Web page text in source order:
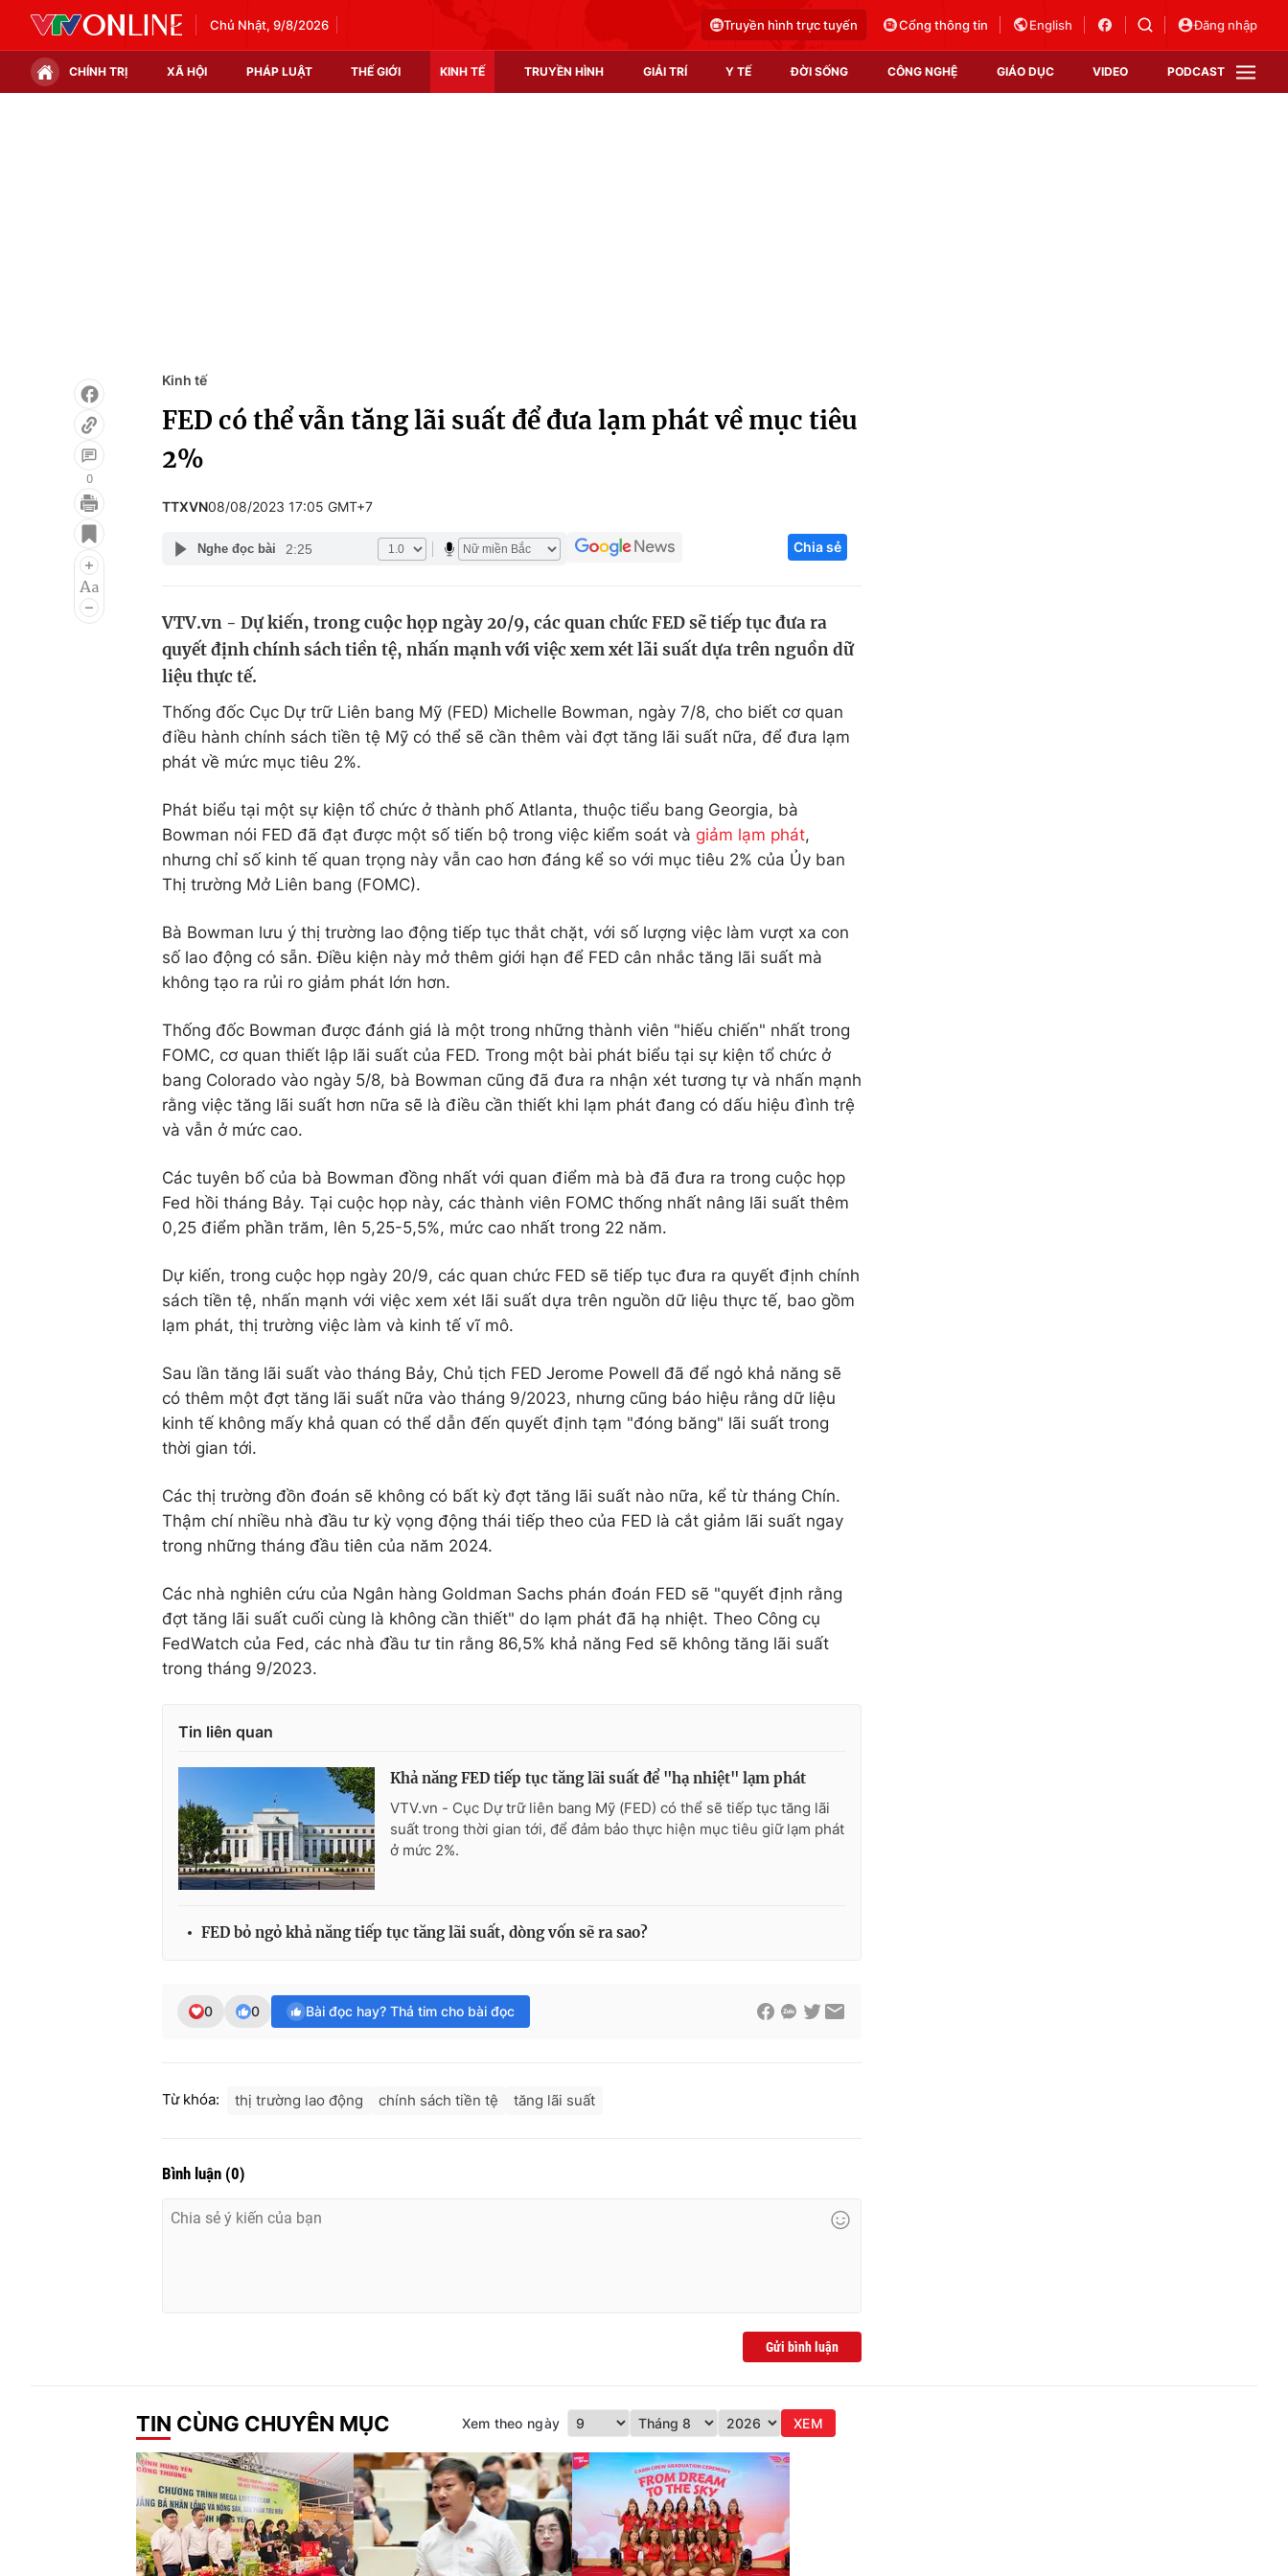
Chủ Nhật, 9/8/2026 Truyền hình trực tuyến Cổng thông tin English Đăng nhập
CHÍNH TRỊ XÃ HỘI PHÁP LUẬT THẾ GIỚI KINH TẾ TRUYỀN HÌNH GIẢI TRÍ Y TẾ ĐỜI SỐNG CÔNG NGHỆ GIÁO DỤC VIDEO PODCAST
Infographic
Điện ảnh
Âm nhạc
Du lịch
Chất lượng cuộc sống
Tuyển sinh
Hitech Công nghệ tương lai
Thị trường
0
Kinh tế
FED có thể vẫn tăng lãi suất để đưa lạm phát về mục tiêu
2%
TTXVN08/08/2023 17:05 GMT+7
Nghe đọc bài 2:25 Chia sẻ
VTV.vn - Dự kiến, trong cuộc họp ngày 20/9, các quan chức FED sẽ tiếp tục đưa ra
quyết định chính sách tiền tệ, nhấn mạnh với việc xem xét lãi suất dựa trên nguồn dữ
liệu thực tế.
Thống đốc Cục Dự trữ Liên bang Mỹ (FED) Michelle Bowman, ngày 7/8, cho biết cơ quan
điều hành chính sách tiền tệ Mỹ có thể sẽ cần thêm vài đợt tăng lãi suất nữa, để đưa lạm
phát về mức mục tiêu 2%.
Phát biểu tại một sự kiện tổ chức ở thành phố Atlanta, thuộc tiểu bang Georgia, bà
Bowman nói FED đã đạt được một số tiến bộ trong việc kiểm soát và giảm lạm phát,
nhưng chỉ số kinh tế quan trọng này vẫn cao hơn đáng kể so với mục tiêu 2% của Ủy ban
Thị trường Mở Liên bang (FOMC).
Bà Bowman lưu ý thị trường lao động tiếp tục thắt chặt, với số lượng việc làm vượt xa con
số lao động có sẵn. Điều kiện này mở thêm giới hạn để FED cân nhắc tăng lãi suất mà
không tạo ra rủi ro giảm phát lớn hơn.
Thống đốc Bowman được đánh giá là một trong những thành viên "hiếu chiến" nhất trong
FOMC, cơ quan thiết lập lãi suất của FED. Trong một bài phát biểu tại sự kiện tổ chức ở
bang Colorado vào ngày 5/8, bà Bowman cũng đã đưa ra nhận xét tương tự và nhấn mạnh
rằng việc tăng lãi suất hơn nữa sẽ là điều cần thiết khi lạm phát đang có dấu hiệu đình trệ
và vẫn ở mức cao.
Các tuyên bố của bà Bowman đồng nhất với quan điểm mà bà đã đưa ra trong cuộc họp
Fed hồi tháng Bảy. Tại cuộc họp này, các thành viên FOMC thống nhất nâng lãi suất thêm
0,25 điểm phần trăm, lên 5,25-5,5%, mức cao nhất trong 22 năm.
Dự kiến, trong cuộc họp ngày 20/9, các quan chức FED sẽ tiếp tục đưa ra quyết định chính
sách tiền tệ, nhấn mạnh với việc xem xét lãi suất dựa trên nguồn dữ liệu thực tế, bao gồm
lạm phát, thị trường việc làm và kinh tế vĩ mô.
Sau lần tăng lãi suất vào tháng Bảy, Chủ tịch FED Jerome Powell đã để ngỏ khả năng sẽ
có thêm một đợt tăng lãi suất nữa vào tháng 9/2023, nhưng cũng báo hiệu rằng dữ liệu
kinh tế không mấy khả quan có thể dẫn đến quyết định tạm "đóng băng" lãi suất trong
thời gian tới.
Các thị trường đồn đoán sẽ không có bất kỳ đợt tăng lãi suất nào nữa, kể từ tháng Chín.
Thậm chí nhiều nhà đầu tư kỳ vọng động thái tiếp theo của FED là cắt giảm lãi suất ngay
trong những tháng đầu tiên của năm 2024.
Các nhà nghiên cứu của Ngân hàng Goldman Sachs phán đoán FED sẽ "quyết định rằng
đợt tăng lãi suất cuối cùng là không cần thiết" do lạm phát đã hạ nhiệt. Theo Công cụ
FedWatch của Fed, các nhà đầu tư tin rằng 86,5% khả năng Fed sẽ không tăng lãi suất
trong tháng 9/2023.
Tin liên quan
Khả năng FED tiếp tục tăng lãi suất để "hạ nhiệt" lạm phát
VTV.vn - Cục Dự trữ liên bang Mỹ (FED) có thể sẽ tiếp tục tăng lãi
suất trong thời gian tới, để đảm bảo thực hiện mục tiêu giữ lạm phát
ở mức 2%.
FED bỏ ngỏ khả năng tiếp tục tăng lãi suất, dòng vốn sẽ ra sao?
0 0 Bài đọc hay? Thả tim cho bài đọc
Từ khóa: thị trường lao động chính sách tiền tệ tăng lãi suất
Bình luận (0)
Gửi bình luận
TIN CÙNG CHUYÊN MỤC Xem theo ngày XEM